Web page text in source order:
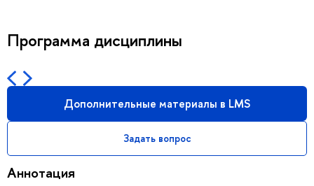
Программа дисциплины
Дополнительные материалы в LMS
Задать вопрос
Аннотация